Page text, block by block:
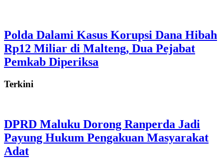
Polda Dalami Kasus Korupsi Dana Hibah
Rp12 Miliar di Malteng, Dua Pejabat
Pemkab Diperiksa
Terkini
DPRD Maluku Dorong Ranperda Jadi
Payung Hukum Pengakuan Masyarakat
Adat